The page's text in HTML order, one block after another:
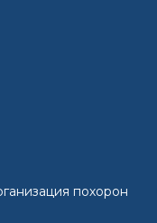
похорон